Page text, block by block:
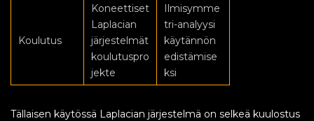
Koulutus
Koneettiset
Laplacian
järjestelmät
koulutuspro
jekte
Ilmisymme
tri-analyysi
käytännön
edistämise
ksi
Tällaisen käytössä Laplacian järjestelmä on selkeä kuulostus